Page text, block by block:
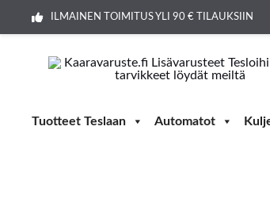
ILMAINEN TOIMITUS YLI 90 € TILAUKSIIN
sisältöön
Tuotteet Teslaan Automatot